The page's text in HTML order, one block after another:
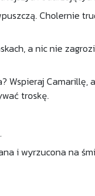
Cholernie
a nic nie
Wspieraj Camarillę,
troskę.
i wyrzucona na